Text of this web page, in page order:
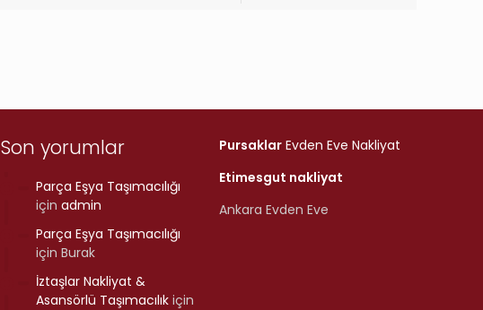
Son yorumlar
Parça Eşya Taşımacılığı
içinadmin
Parça Eşya Taşımacılığı
içinBurak
İztaşlar Nakliyat &
Asansörlü Taşımacılık için
Pursaklar Evden Eve Nakliyat
Etimesgut nakliyat
Ankara Evden Eve